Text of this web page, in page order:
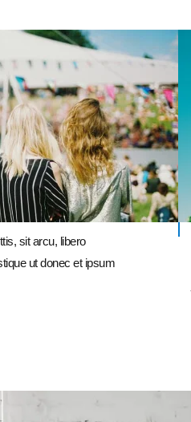
sit arcu, libero
ut donec et ipsum